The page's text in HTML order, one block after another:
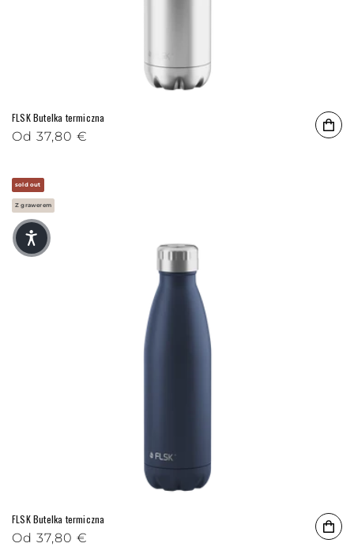
FLSK Butelka termiczna
Cena regularna
Od 37,80 €
sold out
Z grawerem
FLSK Butelka termiczna
Cena regularna
Od 37,80 €